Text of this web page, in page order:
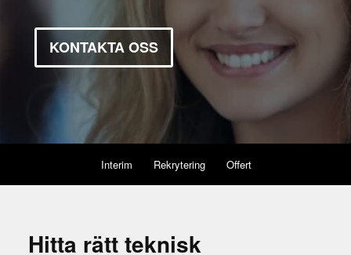
KONTAKTA OSS
Interim Rekrytering Offert
Hitta rätt teknisk